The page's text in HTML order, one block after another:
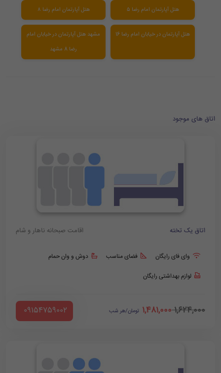
هتل آپارتمان امام رضا ۵ هتل آپارتمان امام رضا ۸
هتل آپارتمان در خیابان امام رضا 16
مشهد هتل آپارتمان در خیابان امام
رضا 8 مشهد
اتاق های موجود
اتاق یک تخته اقامت صبحانه ناهار و شام
وای فای رایگان فضای مناسب دوش و وان حمام
لوازم بهداشتی رایگان
1,624,000
1,481,000 تومان/هر شب ‪ 09154759002